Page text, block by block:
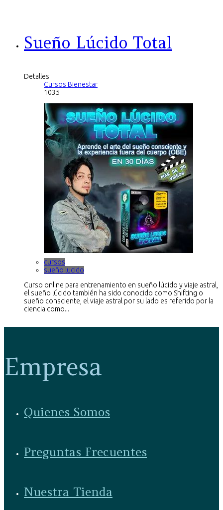
Sueño Lúcido Total
Detalles
Cursos Bienestar
1035
cursos
sueño lucido
Curso online para entrenamiento en sueño lúcido y viaje astral,
el sueño lúcido también ha sido conocido como Shifting o
sueño consciente, el viaje astral por su lado es referido por la
ciencia como...
Empresa
Quienes Somos
Preguntas Frecuentes
Nuestra Tienda